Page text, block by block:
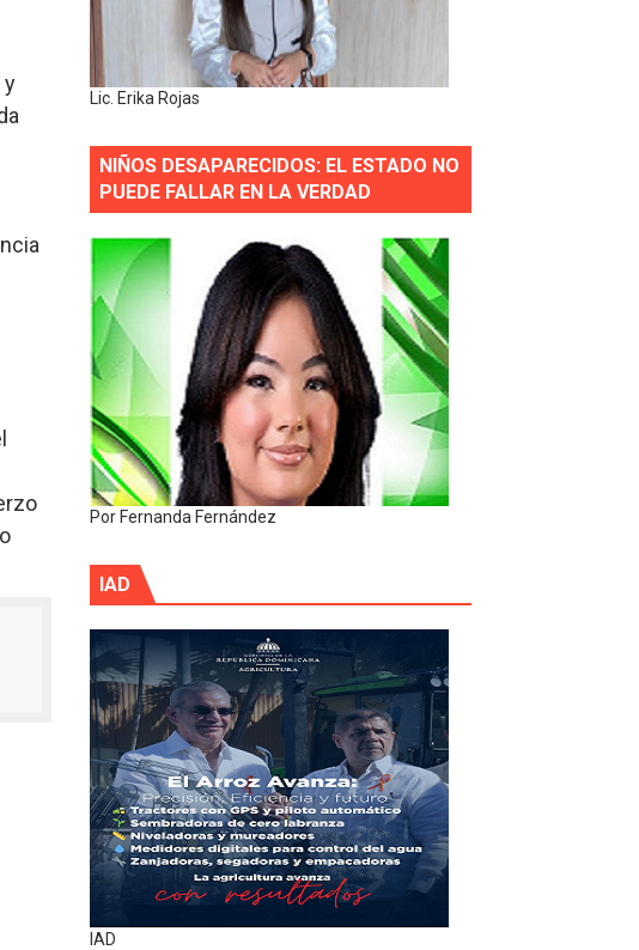
y
Lic. Erika Rojas
NIÑOS DESAPARECIDOS: EL ESTADO NO
PUEDE FALLAR EN LA VERDAD
Por Fernanda Fernández
IAD
IAD